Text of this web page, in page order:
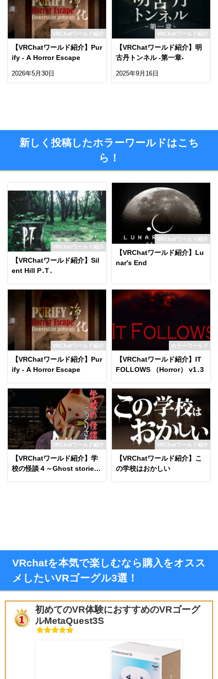
VRChatワールド紹介
【VRChatワールド紹介】Pur
ify - A Horror Escape
2026年5月30日
VRChatワールド紹介
【VRChatワールド紹介】明
古丹トンネル -第一章-
2025年9月16日
新しく投稿したホラーワールドはこち
ら！
VRChatワールド紹介
【VRChatワールド紹介】Sil
ent Hill P․T․
VRChatワールド紹介
【VRChatワールド紹介】Lu
nar's End
VRChatワールド紹介
【VRChatワールド紹介】Pur
ify - A Horror Escape
ホラーワールド
【VRChatワールド紹介】IT
FOLLOWS （Horror） v1․3
VRChatワールド紹介
【VRChatワールド紹介】学
校の怪談４～Ghost stories4
VRChatワールド紹介
【VRChatワールド紹介】こ
の学校はおかしい
VRchatを本気で楽しむなら購入をオスス
メしたいVRゴーグル3選！
初めてのVR体験におすすめのVRゴーグ
ルMetaQuest3S